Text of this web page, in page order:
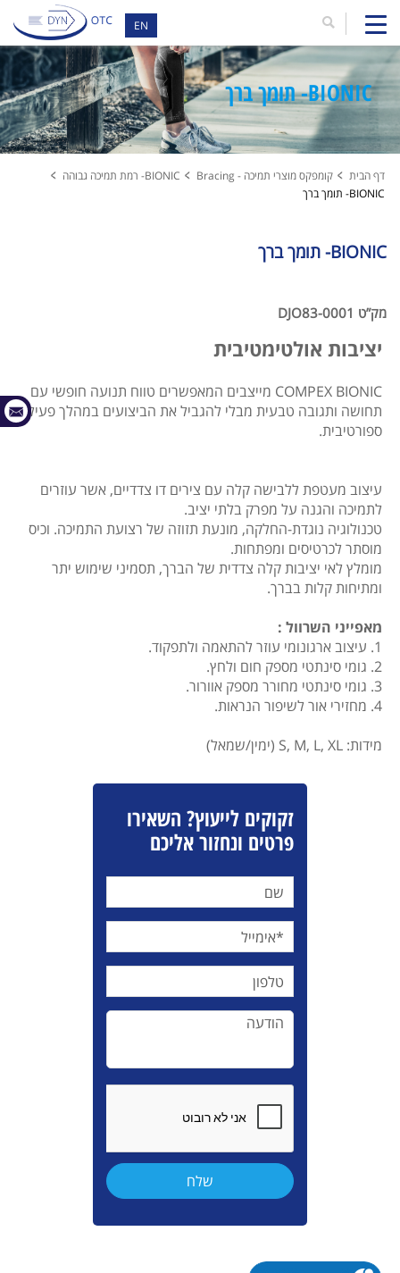
EN
BIONIC- תומך ברך
דף הבית קומפקס מוצרי תמיכה - Bracing
BIONIC- רמת תמיכה גבוהה
BIONIC- תומך ברך
BIONIC- תומך ברך
מק”ט DJO83-0001
יציבות אולטימטיבית
COMPEX BIONIC מייצבים המאפשרים טווח תנועה חופשי עם
תחושה ותגובה טבעית מבלי להגביל את הביצועים במהלך פעילות
ספורטיבית.
עיצוב מעטפת ללבישה קלה עם צירים דו צדדיים, אשר עוזרים
לתמיכה והגנה על מפרק בלתי יציב.
טכנולוגיה נוגדת-החלקה, מונעת תזוזה של רצועת התמיכה. וכיס
מוסתר לכרטיסים ומפתחות.
מומלץ לאי יציבות קלה צדדית של הברך, תסמיני שימוש יתר
ומתיחות קלות בברך.
מאפייני השרוול :
1. עיצוב ארגונומי עוזר להתאמה ולתפקוד.
2. גומי סינתטי מספק חום ולחץ.
3. גומי סינתטי מחורר מספק אוורור.
4. מחזירי אור לשיפור הנראות.
מידות: S, M, L, XL (ימין/שמאל)
זקוקים לייעוץ? השאירו
פרטים ונחזור אליכם